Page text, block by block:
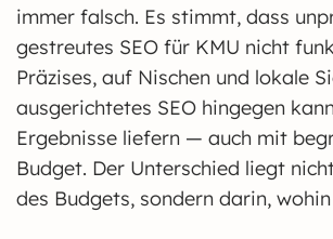
immer falsch. Es stimmt, dass
gestreutes SEO für KMU nicht
Präzises, auf Nischen und lokale
ausgerichtetes SEO hingegen
Ergebnisse liefern — auch mit
Budget. Der Unterschied liegt
des Budgets, sondern darin,